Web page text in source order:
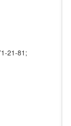
21-81;